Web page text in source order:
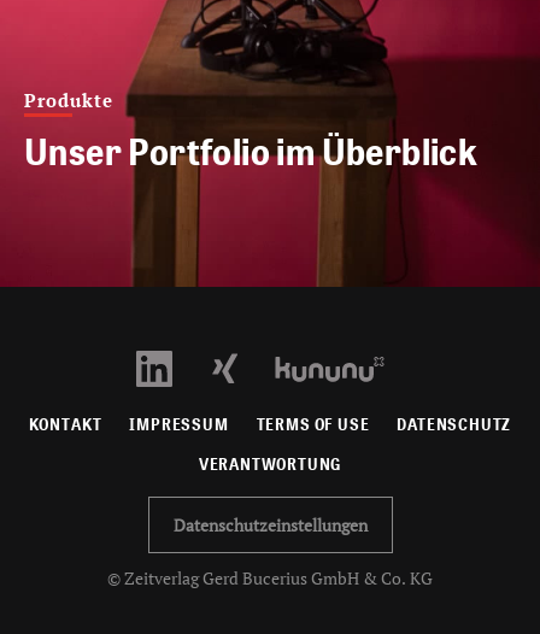
Produkte
Unser Portfolio im Überblick
KONTAKT IMPRESSUM TERMS OF USE DATENSCHUTZ
VERANTWORTUNG
Datenschutzeinstellungen
© Zeitverlag Gerd Bucerius GmbH & Co. KG